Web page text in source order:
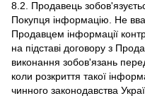
8.2. Продавець
Покупця інформацію. Не
Продавцем інформації
на підставі договору з
виконання зобов'язань
коли розкриття такої
чинного законодавства